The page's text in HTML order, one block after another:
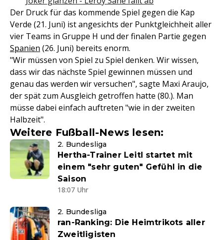
Der Druck für das kommende Spiel gegen die Kap
Verde (21. Juni) ist angesichts der Punktgleichheit aller
vier Teams in Gruppe H und der finalen Partie gegen
Spanien (26. Juni) bereits enorm.
"Wir müssen von Spiel zu Spiel denken. Wir wissen,
dass wir das nächste Spiel gewinnen müssen und
genau das werden wir versuchen", sagte Maxi Araujo,
der spät zum Ausgleich getroffen hatte (80.). Man
müsse dabei einfach auftreten "wie in der zweiten
Halbzeit".
Weitere Fußball-News lesen:
2. Bundesliga
Hertha-Trainer Leitl startet mit
einem "sehr guten" Gefühl in die
Saison
18:07 Uhr
2. Bundesliga
ran-Ranking: Die Heimtrikots aller
Zweitligisten